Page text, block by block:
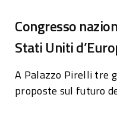
Congresso
Stati Uniti
A Palazzo Pirelli tre
proposte sul futuro